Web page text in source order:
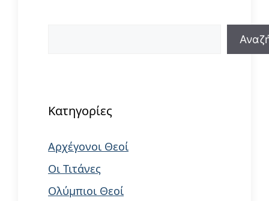
Κατηγορίες
Αρχέγονοι Θεοί
Οι Τιτάνες
Ολύμπιοι Θεοί